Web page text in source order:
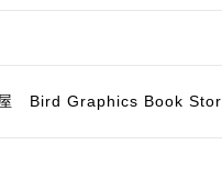
屋 Bird Graphics Book